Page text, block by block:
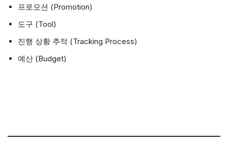
프로모션 (Promotion)
도구 (Tool)
진행 상황 추적 (Tracking Process)
예산 (Budget)